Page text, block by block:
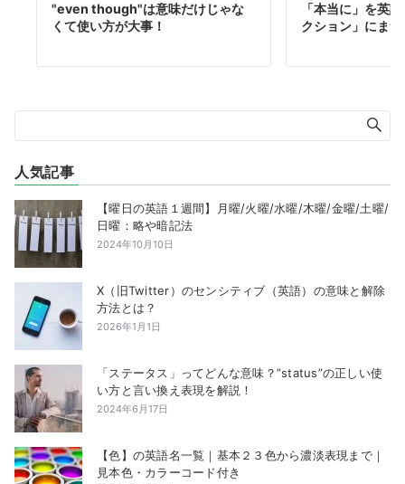
"even though"は意味だけじゃな
くて使い方が大事！
「本当に」を英
クション」にま
人気記事
【曜日の英語１週間】月曜/火曜/水曜/木曜/金曜/土曜/
日曜：略や暗記法
2024年10月10日
X（旧Twitter）のセンシティブ（英語）の意味と解除
方法とは？
2026年1月1日
「ステータス」ってどんな意味？”status”の正しい使
い方と言い換え表現を解説！
2024年6月17日
【色】の英語名一覧｜基本２３色から濃淡表現まで｜
見本色・カラーコード付き